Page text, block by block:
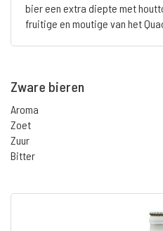
bier een extra diepte met
fruitige en moutige van het
Zware bieren
Aroma
Zoet
Zuur
Bitter